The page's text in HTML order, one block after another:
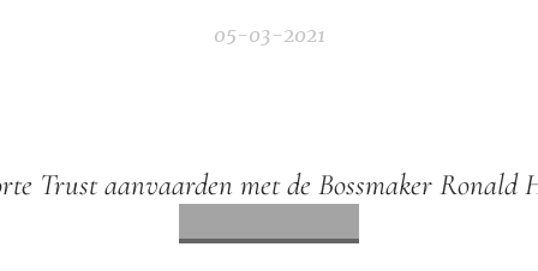
05-03-2021
Trust aanvaarden met de Bossmaker Ronald